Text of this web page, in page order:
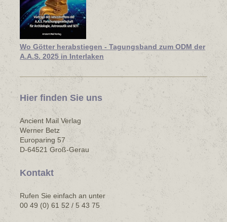
Wo Götter herabstiegen - Tagungsband zum ODM der
A.A.S. 2025 in Interlaken
Hier finden Sie uns
Ancient Mail Verlag
Werner Betz
Europaring 57
D-64521 Groß-Gerau
Kontakt
Rufen Sie einfach an unter
00 49 (0) 61 52 / 5 43 75